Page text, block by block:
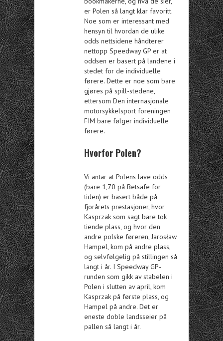
er Polen så langt klar favoritt.
Noe som er interessant med
hensyn til hvordan de ulike
odds nettsidene håndterer
nettopp Speedway GP er at
oddsen er basert på landene i
stedet for de individuelle
førere. Dette er noe som bare
gjøres på spill-stedene,
ettersom Den internasjonale
motorsykkelsport foreningen
FIM bare følger individuelle
førere.
Hvorfor Polen?
Vi antar at Polens lave odds
(bare 1,70 på Betsafe for
tiden) er basert både på
fjorårets prestasjoner, hvor
Kasprzak som sagt bare tok
tiende plass, og hvor den
andre polske føreren, Jarosław
Hampel, kom på andre plass,
og selvfølgelig på stillingen så
langt i år. I Speedway GP-
runden som gikk av stabelen i
Polen i slutten av april, kom
Kasprzak på første plass, og
Hampel på andre. Det er
eneste doble landsseier på
pallen så langt i år.